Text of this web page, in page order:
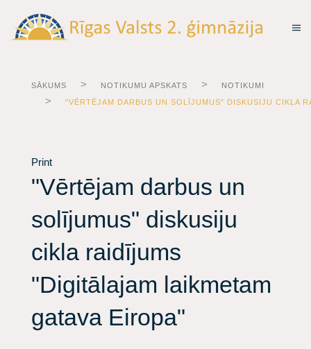
SĀKUMS NOTIKUMU APSKATS
NOTIKUMI
"VĒRTĒJAM DARBUS UN SOLĪJUMUS" DISKUSIJU CIKLA
Print
"Vērtējam darbus un
solījumus" diskusiju
cikla raidījums
"Digitālajam laikmetam
gatava Eiropa"